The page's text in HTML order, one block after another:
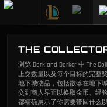
THE
浏览 Dark and Darker 中 The
上交数量以及每个目标的完整
地下城物品，包括散落在地下
交到商人界面以换取金币、经
都精确展示了你需要带回什么